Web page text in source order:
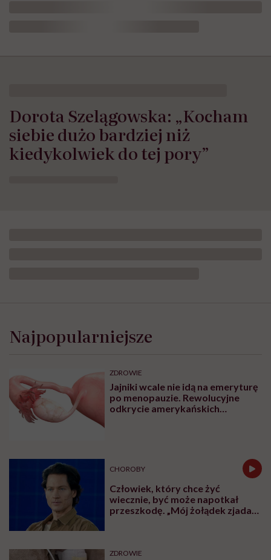
Dorota Szelągowska: „Kocham
siebie dużo bardziej niż
kiedykolwiek do tej pory”
Najpopularniejsze
ZDROWIE
Jajniki wcale nie idą na emeryturę
po menopauzie. Rewolucyjne
odkrycie amerykańskich
CHOROBY
Człowiek, który chce żyć
wiecznie, być może napotkał
przeszkodę. „Mój żołądek zjada
ZDROWIE